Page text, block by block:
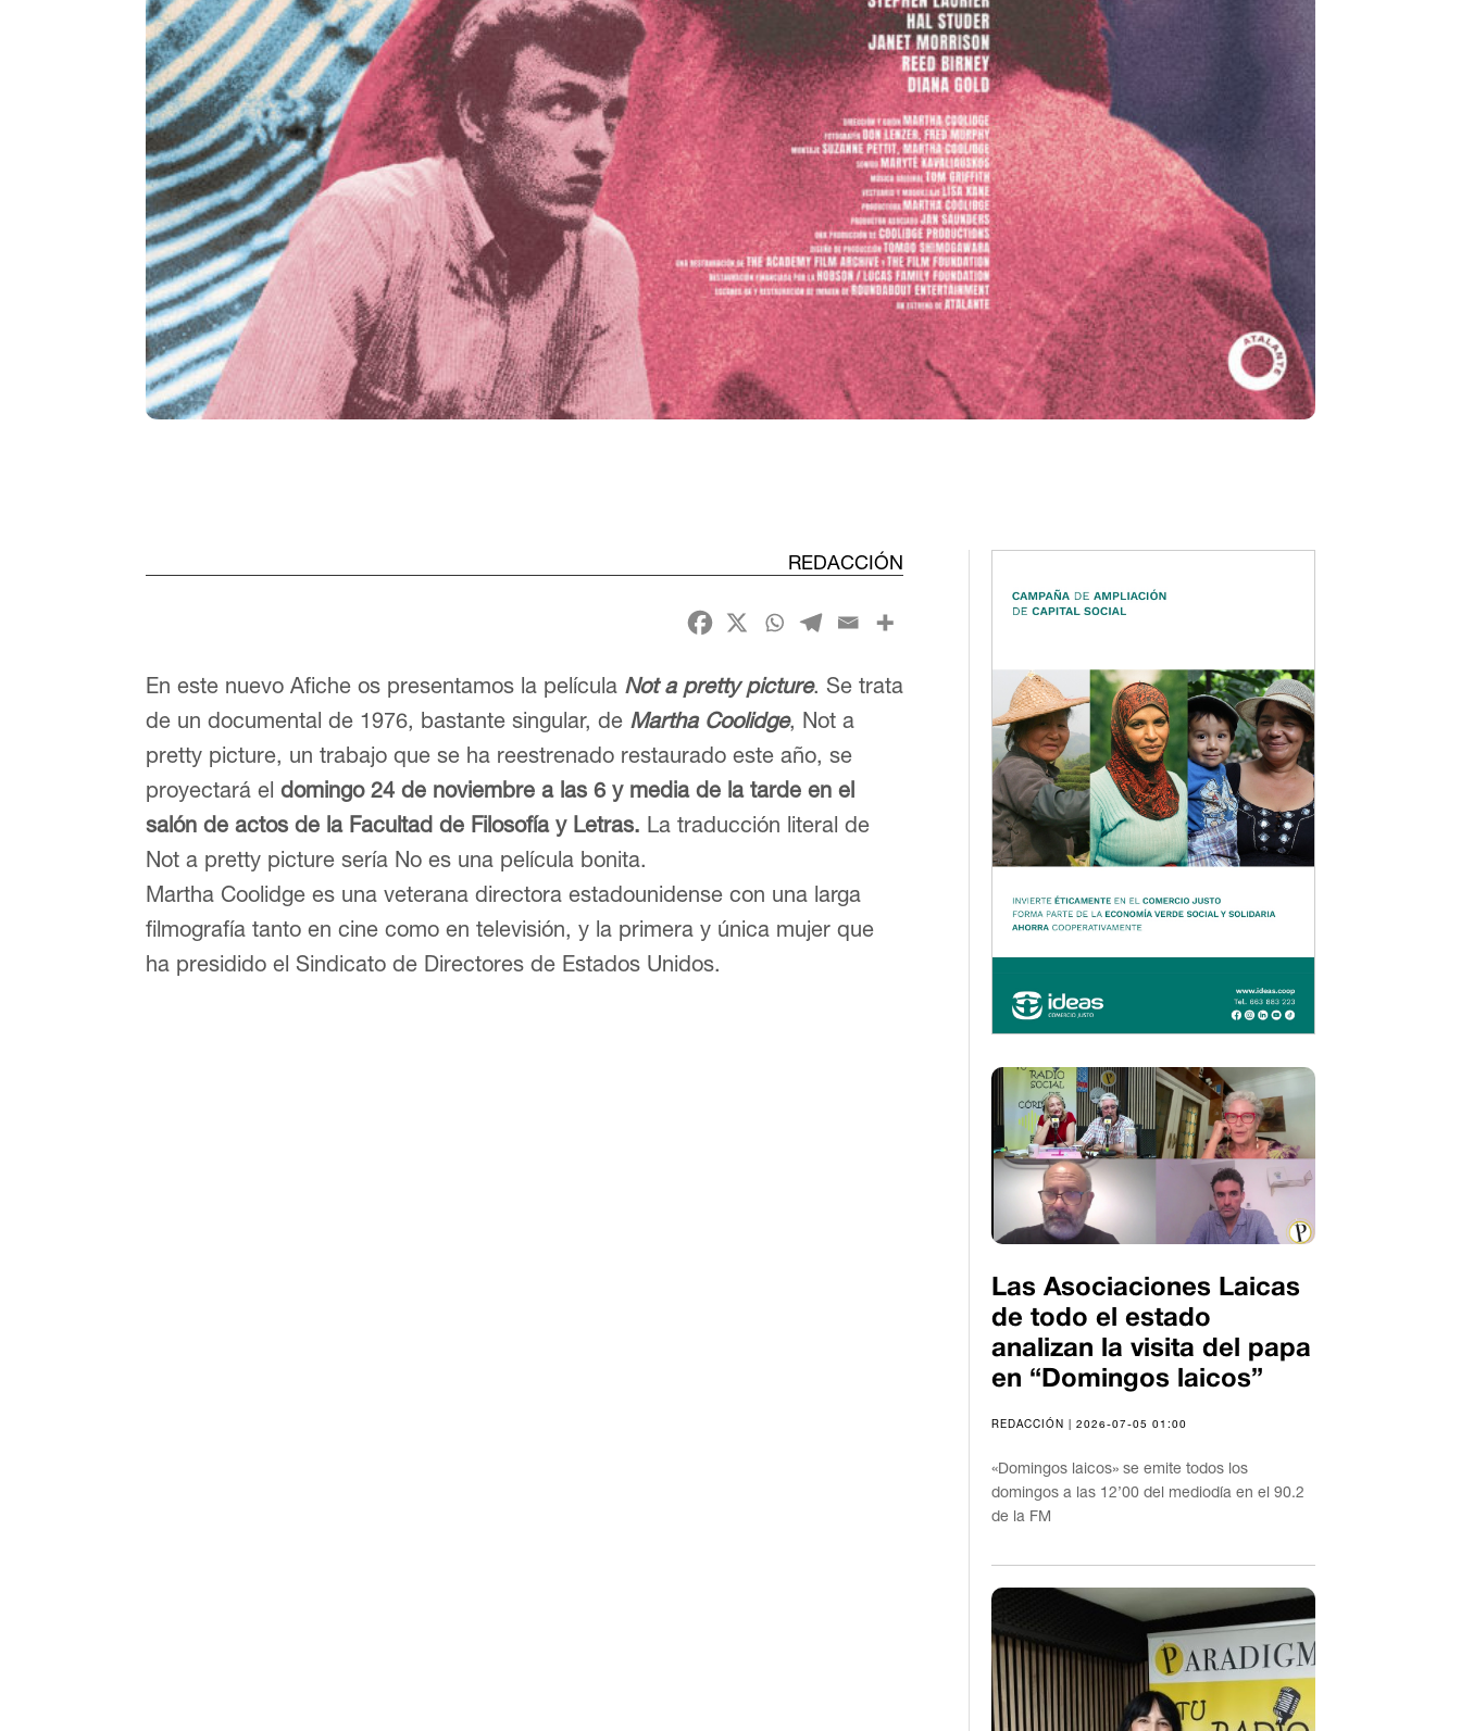
REDACCIÓN
En este nuevo Afiche os presentamos la película Not a pretty picture. Se trata
de un documental de 1976, bastante singular, de Martha Coolidge, Not a
pretty picture, un trabajo que se ha reestrenado restaurado este año, se
proyectará eldomingo 24 de noviembre a las 6 y media de la tarde en el
salón de actos de la Facultad de Filosofía y Letras. La traducción literal de
Not a pretty picture sería No es una película bonita.
Martha Coolidge es una veterana directora estadounidense con una larga
filmografía tanto en cine como en televisión, y la primera y única mujer que
ha presidido el Sindicato de Directores de Estados Unidos.
Las Asociaciones Laicas
de todo el estado
analizan la visita del papa
en “Domingos laicos”
REDACCIÓN | 2026-07-05 01:00
«Domingos laicos» se emite todos los
domingos a las 12’00 del mediodía en el 90.2
de la FM